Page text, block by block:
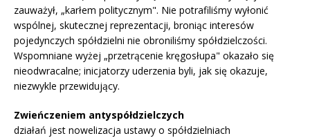
zauważył, „karłem politycznym". Nie potrafiliśmy wyłonić
wspólnej, skutecznej reprezentacji, broniąc interesów
pojedynczych spółdzielni nie obroniliśmy spółdzielczości.
Wspomniane wyżej „przetrącenie kręgosłupa" okazało się
nieodwracalne; inicjatorzy uderzenia byli, jak się okazuje,
niezwykle przewidujący.
Zwieńczeniem antyspółdzielczych
działań jest nowelizacja ustawy o spółdzielniach